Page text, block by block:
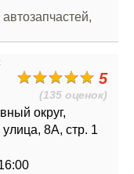
5
(135 оценок)
округ,
8А, стр. 1